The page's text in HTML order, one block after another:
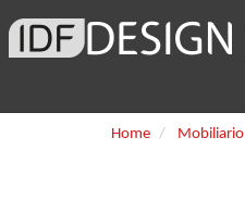
Home Mobiliario